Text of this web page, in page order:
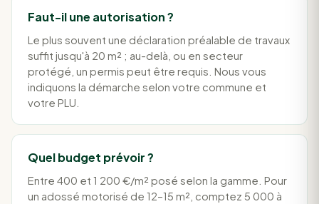
Faut-il une autorisation ?
Le plus souvent une déclaration préalable de travaux
suffit jusqu'à 20 m² ; au-delà, ou en secteur
protégé, un permis peut être requis. Nous vous
indiquons la démarche selon votre commune et
votre PLU.
Quel budget prévoir ?
Entre 400 et 1 200 €/m² posé selon la gamme. Pour
un adossé motorisé de 12–15 m², comptez 5 000 à